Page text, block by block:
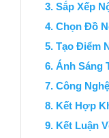
Sắp Xếp
Chọn Đồ
Tạo Điểm
Ánh Sáng
Công
Kết Hợp
Kết Luận